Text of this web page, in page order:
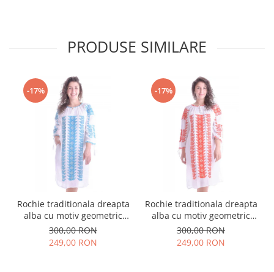
PRODUSE SIMILARE
-17%
Rochie traditionala dreapta
alba cu motiv geometric
albastru Tania
300,00 RON
249,00 RON
-17%
Rochie traditionala dreapta
alba cu motiv geometric
rosu Doina
300,00 RON
249,00 RON